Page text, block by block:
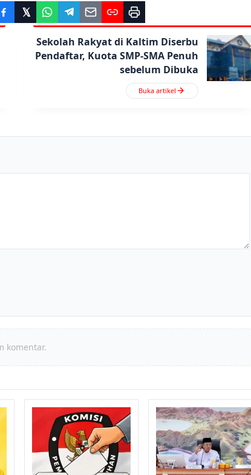
Sekolah Rakyat di Kaltim Diserbu
Pendaftar, Kuota SMP-SMA Penuh
sebelum Dibuka
Buka artikel
komentar.